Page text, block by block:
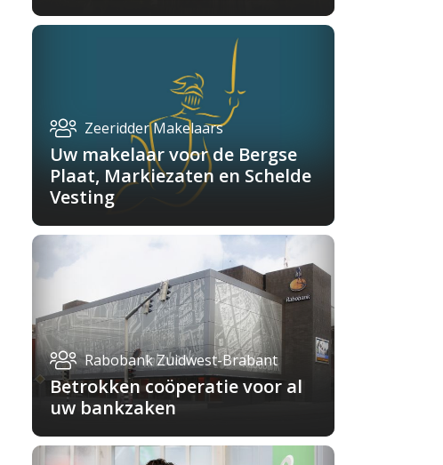
Zeeridder Makelaars
Uw makelaar voor de Bergse
Plaat, Markiezaten en Schelde
Vesting
Rabobank Zuidwest-Brabant
Betrokken coöperatie voor al
uw bankzaken